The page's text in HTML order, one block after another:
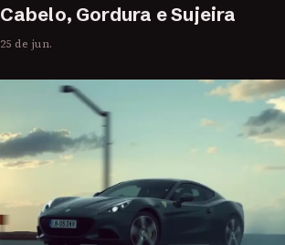
Cabelo, Gordura e Sujeira
25 de jun.